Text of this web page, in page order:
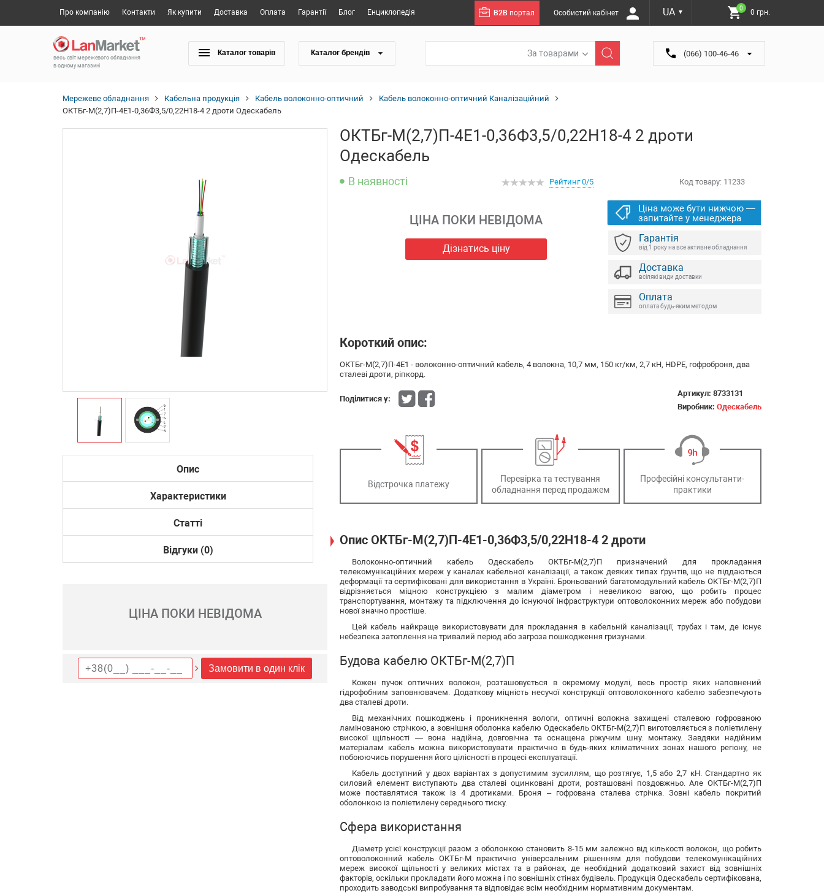
Про компанію Контакти Як купити Доставка Оплата Гарантії Блог Енциклопедія B2B портал Особистий кабінет UA ▼
0 0 грн.
весь світ мережевого обладнання
в одному магазині
Каталог товарів Каталог брендів За товарами (066) 100-46-46
Мережеве обладнання Кабельна продукція Кабель волоконно-оптичний
Кабель волоконно-оптичний Каналізаційний
ОКТБг-М(2,7)П-4Е1-0,36Ф3,5/0,22Н18-4 2 дроти Одескабель
Опис
Характеристики
Статті
Відгуки (0)
ЦІНА ПОКИ НЕВІДОМА
Замовити в один клік
ОКТБг-М(2,7)П-4Е1-0,36Ф3,5/0,22Н18-4 2 дроти
Одескабель
В наявності Код товару: 11233
Рейтинг 0/5
ЦІНА ПОКИ НЕВІДОМА
Дізнатись ціну
Ціна може бути нижчою —
запитайте у менеджера
Гарантія
від 1 року на все активне обладнання
Доставка
всілякі види доставки
Оплата
оплата будь-яким методом
Короткий опис:
ОКТБг-М(2,7)П-4Е1 - волоконно-оптичний кабель, 4 волокна, 10,7 мм, 150 кг/км, 2,7 кН, HDPE, гофроброня, два
сталеві дроти, ріпкорд.
Артикул: 8733131
Виробник: Одескабель
Поділитися у:
Відстрочка платежу
Перевірка та тестування
обладнання перед продажем
Професійні консультанти-
практики
Опис ОКТБг-М(2,7)П-4Е1-0,36Ф3,5/0,22Н18-4 2 дроти
Волоконно-оптичний кабель Одескабель ОКТБг-М(2,7)П призначений для прокладання
телекомунікаційних мереж у каналах кабельної каналізації, а також деяких типах ґрунтів, що не піддаються
деформації та сертифіковані для використання в Україні. Броньований багатомодульний кабель ОКТБг-М(2,7)П
відрізняється міцною конструкцією з малим діаметром і невеликою вагою, що робить процес
транспортування, монтажу та підключення до існуючої інфраструктури оптоволоконних мереж або побудови
нової значно простіше.
Цей кабель найкраще використовувати для прокладання в кабельній каналізації, трубах і там, де існує
небезпека затоплення на тривалий період або загроза пошкодження гризунами.
Будова кабелю ОКТБг-М(2,7)П
Кожен пучок оптичних волокон, розташовується в окремому модулі, весь простір яких наповнений
гідрофобним заповнювачем. Додаткову міцність несучої конструкції оптоволоконного кабелю забезпечують
два сталеві дроти.
Від механічних пошкоджень і проникнення вологи, оптичні волокна захищені сталевою гофрованою
ламінованою стрічкою, а зовнішня оболонка кабелю Одескабель ОКТБг-М(2,7)П виготовляється з поліетилену
високої щільності — вона надійна, довговічна та оснащена ріжучим шну. монтажу. Завдяки надійним
матеріалам кабель можна використовувати практично в будь-яких кліматичних зонах нашого регіону, не
побоюючись порушення його цілісності в процесі експлуатації.
Кабель доступний у двох варіантах з допустимим зусиллям, що розтягує, 1,5 або 2,7 кН. Стандартно як
силовий елемент виступають два сталеві оцинковані дроти, розташовані поздовжньо. Але ОКТБг-М(2,7)П
може поставлятися також із 4 дротиками. Броня – гофрована сталева стрічка. Зовні кабель покритий
оболонкою із поліетилену середнього тиску.
Сфера використання
Діаметр усієї конструкції разом з оболонкою становить 8-15 мм залежно від кількості волокон, що робить
оптоволоконний кабель ОКТБг-М практично універсальним рішенням для побудови телекомунікаційних
мереж високої щільності у великих містах та в районах, де необхідний додатковий захист від зовнішніх
факторів, оскільки прокладати його можна і по зовнішніх стінах будівель. Продукція Одескабель сертифікована,
проходить заводські випробування та відповідає всім необхідним нормативним документам.